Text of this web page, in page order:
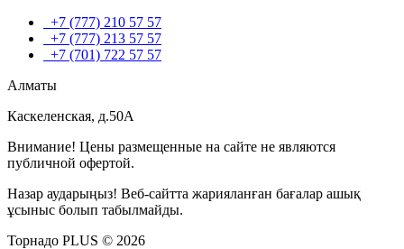
+7 (777) 210 57 57
+7 (777) 213 57 57
+7 (701) 722 57 57
Алматы
Каскеленская, д.50А
Внимание! Цены размещенные на сайте не являются
публичной офертой.
Назар аударыңыз! Веб-сайтта жарияланған бағалар ашық
ұсыныс болып табылмайды.
Торнадо PLUS © 2026